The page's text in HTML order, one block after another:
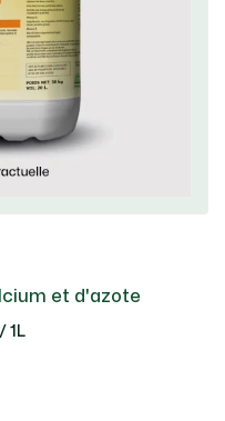
et d'azote
1L